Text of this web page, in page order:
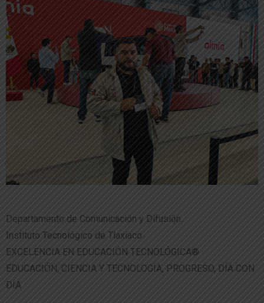
Departamento de Comunicación y Difusión.
Instituto Tecnológico de Tlaxiaco
EXCELENCIA EN EDUCACIÓN TECNOLÓGICA®
EDUCACIÓN, CIENCIA Y TECNOLOGÍA, PROGRESO, DÍA CON
DÍA